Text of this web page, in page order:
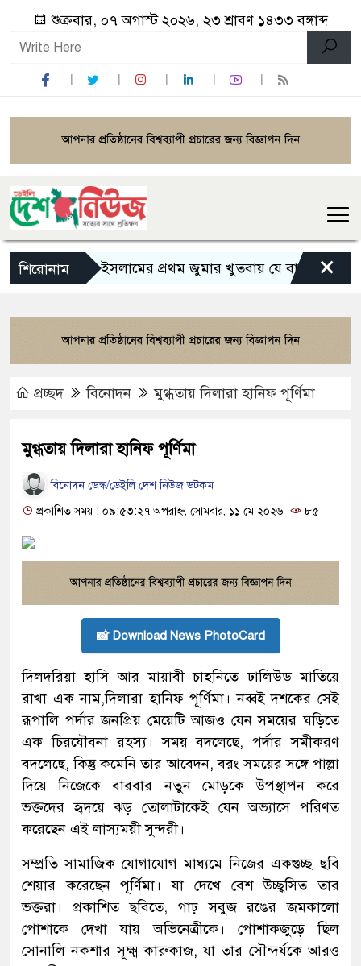
শুক্রবার, ০৭ অগাস্ট ২০২৬, ২৩ শ্রাবণ ১৪৩৩ বঙ্গাব্দ
শিরোনাম ইসলামের প্রথম জুমার খুতবায় যে বার্তা দেন×
প্রচ্ছদ বিনোদন মুগ্ধতায় দিলারা হানিফ পূর্ণিমা
মুগ্ধতায় দিলারা হানিফ পূর্ণিমা
বিনোদন ডেস্ক/ডেইলি দেশ নিউজ ডটকম
প্রকাশিত সময় : ০৯:৫৩:২৭ অপরাহ্ন, সোমবার, ১১ মে ২০২৬
৮৫
📸 Download News PhotoCard
দিলদরিয়া হাসি আর মায়াবী চাহনিতে ঢালিউড মাতিয়ে
রাখা এক নাম,দিলারা হানিফ পূর্ণিমা। নব্বই দশকের সেই
রূপালি পর্দার জনপ্রিয় মেয়েটি আজও যেন সময়ের ঘড়িতে
এক চিরযৌবনা রহস্য। সময় বদলেছে, পর্দার সমীকরণ
বদলেছে, কিন্তু কমেনি তার আবেদন, বরং সময়ের সঙ্গে পাল্লা
দিয়ে নিজেকে বারবার নতুন মোড়কে উপস্থাপন করে
ভক্তদের হৃদয়ে ঝড় তোলাটাকেই যেন অভ্যাসে পরিণত
করেছেন এই লাস্যময়ী সুন্দরী।
সম্প্রতি সামাজিক যোগাযোগ মাধ্যমে নিজের একগুচ্ছ ছবি
শেয়ার করেছেন পূর্ণিমা। যা দেখে বেশ উচ্ছ্বসিত তার
ভক্তরা। প্রকাশিত ছবিতে, গাঢ় সবুজ রঙের জমকালো
পোশাকে দেখা যায় অভিনেত্রীকে। পোশাকজুড়ে ছিল
সোনালি নকশার সূক্ষ্ম কারুকাজ, যা তার সৌন্দর্যকে আরও